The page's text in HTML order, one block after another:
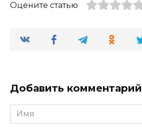
Оцените статью
Добавить комментарий
Имя
*